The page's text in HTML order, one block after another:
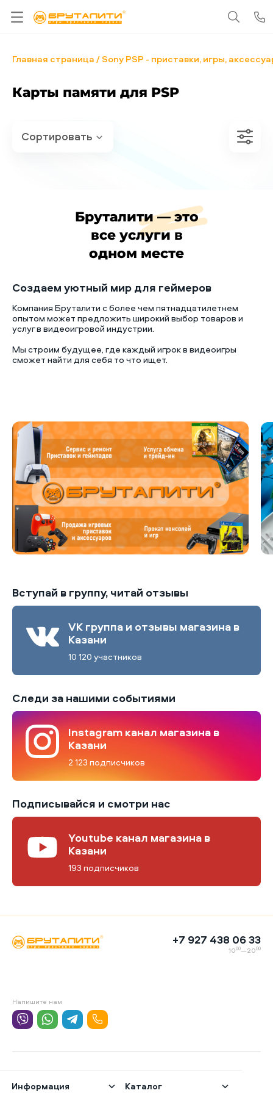
Главная страница Sony PSP - приставки, игры,
Карты памяти для PSP
Бруталити — это
все услуги в
одном месте
Создаем уютный мир для геймеров
Компания Бруталити с более чем пятнадцатилетнем
опытом может предложить широкий выбор товаров и
услуг в видеоигровой индустрии.
Мы строим будущее, где каждый игрок в видеоигры
сможет найти для себя то что ищет.
Вступай в группу, читай отзывы
VK группа и отзывы магазина в
Казани
10 120 участников
Следи за нашими событиями
Instagram канал магазина в
Казани
2 123 подписчиков
Подписывайся и смотри нас
Youtube канал магазина в
Казани
193 подписчиков
Информация Каталог
+7 927 438 06 33
1000—2000
Напишите нам